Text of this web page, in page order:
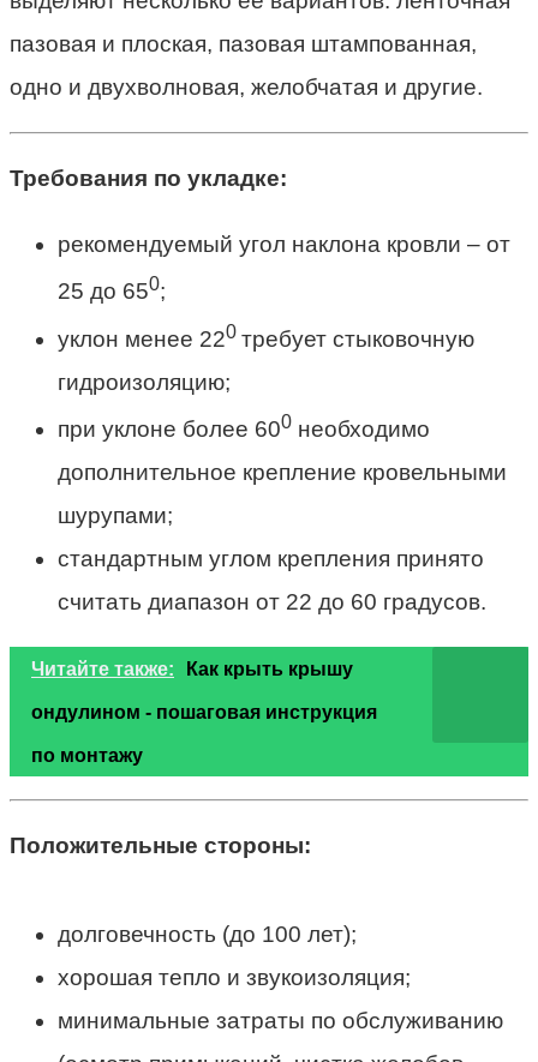
пазовая и плоская, пазовая штампованная,
одно и двухволновая, желобчатая и другие.
Требования по укладке:
рекомендуемый угол наклона кровли – от
25 до 650;
уклон менее 220 требует стыковочную
гидроизоляцию;
при уклоне более 600 необходимо
дополнительное крепление кровельными
шурупами;
стандартным углом крепления принято
считать диапазон от 22 до 60 градусов.
Читайте также: Как крыть крышу
ондулином - пошаговая инструкция
по монтажу
Положительные стороны:
долговечность (до 100 лет);
хорошая тепло и звукоизоляция;
минимальные затраты по обслуживанию